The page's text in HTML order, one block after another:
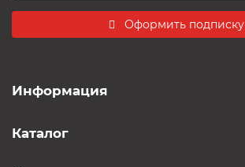
Оформить подписку
Информация
Каталог